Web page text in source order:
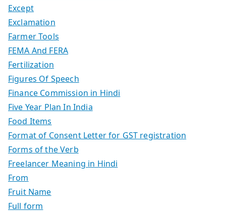
Except
Exclamation
Farmer Tools
FEMA And FERA
Fertilization
Figures Of Speech
Finance Commission in Hindi
Five Year Plan In India
Food Items
Format of Consent Letter for GST registration
Forms of the Verb
Freelancer Meaning in Hindi
From
Fruit Name
Full form